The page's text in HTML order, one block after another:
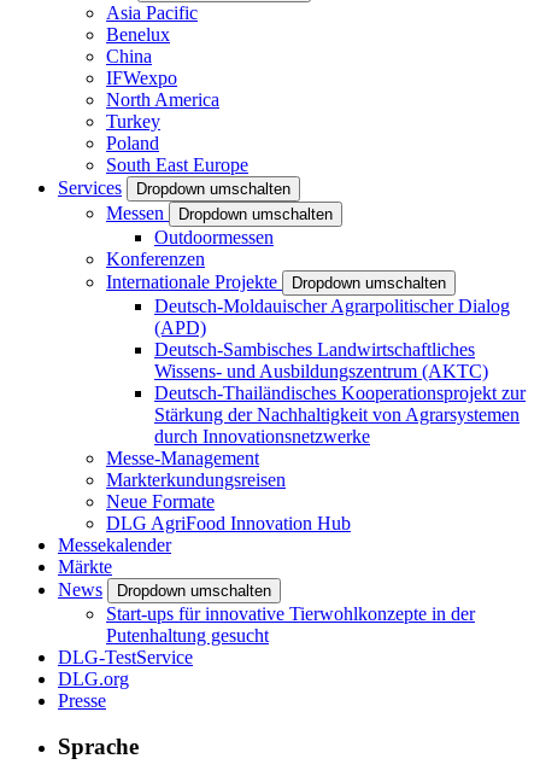
Asia Pacific
Benelux
China
IFWexpo
North America
Turkey
Poland
South East Europe
Services
Dropdown umschalten
Messen Dropdown umschalten
Outdoormessen
Konferenzen
Internationale Projekte
Dropdown umschalten
Deutsch-Moldauischer Agrarpolitischer Dialog
(APD)
Deutsch-Sambisches Landwirtschaftliches
Wissens- und Ausbildungszentrum (AKTC)
Deutsch-Thailändisches Kooperationsprojekt zur
Stärkung der Nachhaltigkeit von Agrarsystemen
durch Innovationsnetzwerke
Messe-Management
Markterkundungsreisen
Neue Formate
DLG AgriFood Innovation Hub
Messekalender
Märkte
News
Dropdown umschalten
Start-ups für innovative Tierwohlkonzepte in der
Putenhaltung gesucht
DLG-TestService
DLG.org
Presse
Sprache